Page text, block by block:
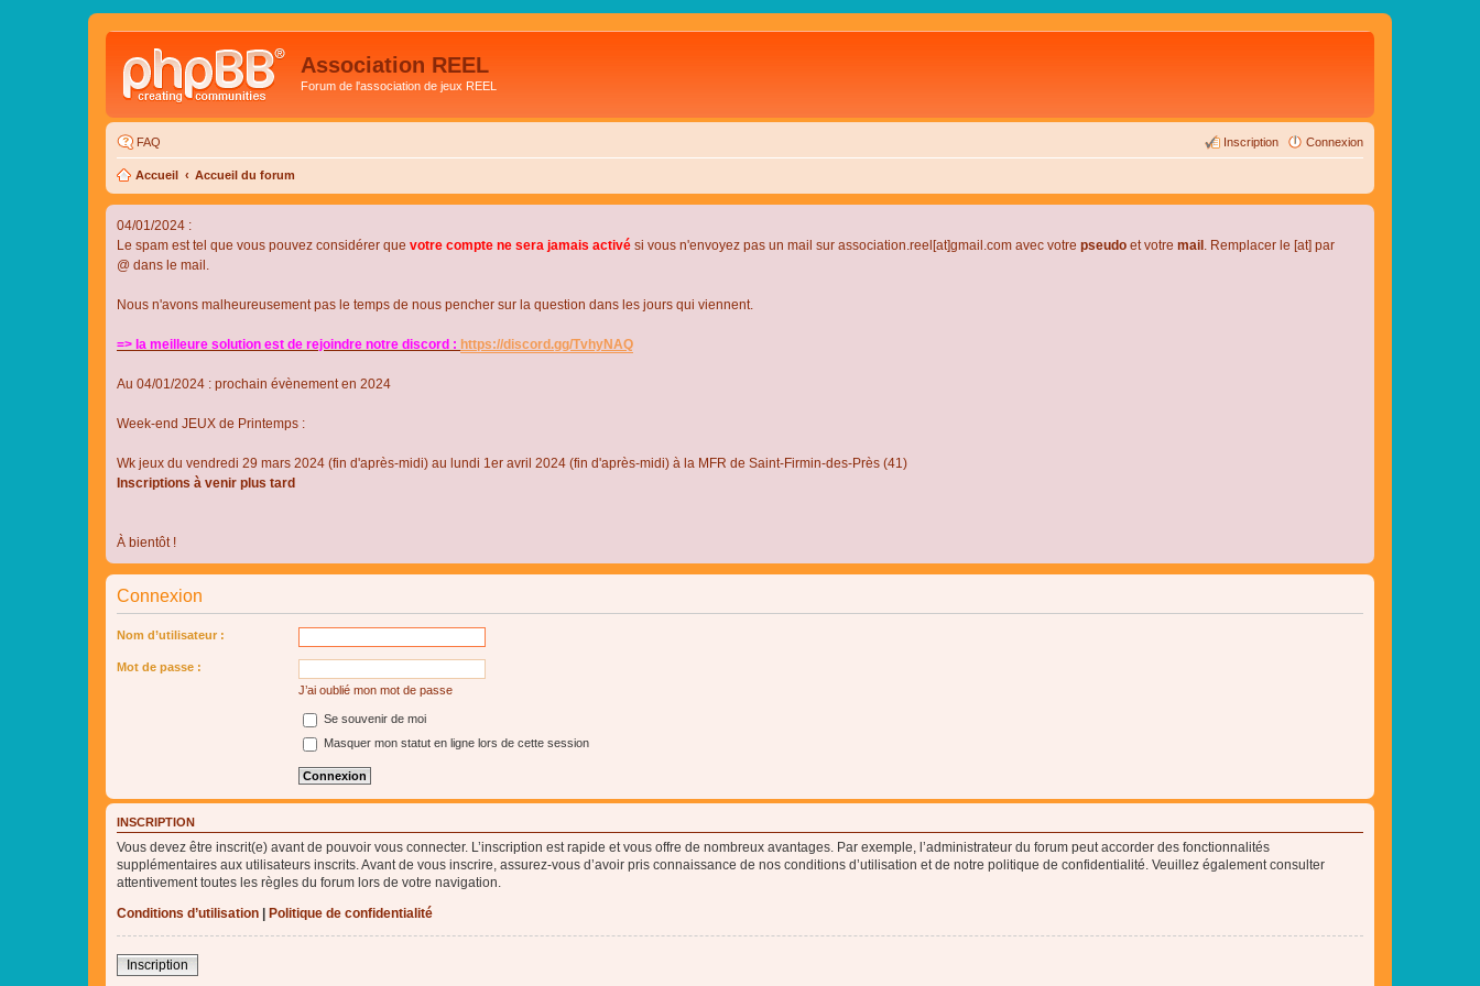
Association REEL
Forum de l'association de jeux REEL
FAQ Connexion
Inscription
Accueil Accueil du forum
04/01/2024 :
Le spam est tel que vous pouvez considérer que votre compte ne sera jamais activé si vous n'envoyez pas un mail sur association.reel[at]gmail.com avec votre pseudo et votre mail . Remplacer le [at] par
@ dans le mail.
Nous n'avons malheureusement pas le temps de nous pencher sur la question dans les jours qui viennent.
=> la meilleure solution est de rejoindre notre discord : https://discord.gg/TvhyNAQ
Au 04/01/2024 : prochain évènement en 2024
Week-end JEUX de Printemps :
Wk jeux du vendredi 29 mars 2024 (fin d'après-midi) au lundi 1er avril 2024 (fin d'après-midi) à la MFR de Saint-Firmin-des-Près (41)
Inscriptions à venir plus tard
À bientôt !
Connexion
Nom d’utilisateur :
Mot de passe :
J’ai oublié mon mot de passe
Se souvenir de moi
Masquer mon statut en ligne lors de cette session
INSCRIPTION
Vous devez être inscrit(e) avant de pouvoir vous connecter. L’inscription est rapide et vous offre de nombreux avantages. Par exemple, l’administrateur du forum peut accorder des fonctionnalités
supplémentaires aux utilisateurs inscrits. Avant de vous inscrire, assurez-vous d’avoir pris connaissance de nos conditions d’utilisation et de notre politique de confidentialité. Veuillez également consulter
attentivement toutes les règles du forum lors de votre navigation.
Conditions d’utilisation
Politique de confidentialité
Inscription